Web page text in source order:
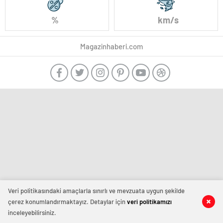
% km/s
Magazinhaberi.com
Veri politikasındaki amaçlarla sınırlı ve mevzuata uygun şekilde
çerez konumlandırmaktayız. Detaylar içinveri politikamızı
inceleyebilirsiniz.